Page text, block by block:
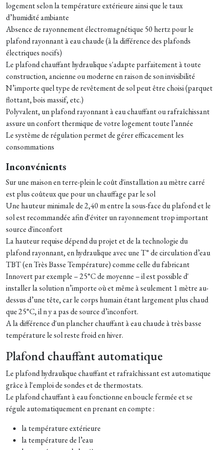
logement selon la température extérieure ainsi que le taux
d’humidité ambiante
Absence de rayonnement électromagnétique 50 hertz pour le
plafond rayonnant à eau chaude (à la différence des plafonds
électriques nocifs)
Le plafond chauffant hydraulique s'adapte parfaitement à toute
construction, ancienne ou moderne en raison de son invisibilité
N’importe quel type de revêtement de sol peut être choisi (parquet
flottant, bois massif, etc.)
Polyvalent, un plafond rayonnant à eau chauffant ou rafraîchissant
assure un confort thermique de votre logement toute l’année
Le système de régulation permet de gérer efficacement les
consommations
Inconvénients
Sur une maison en terre-plein le coût d'installation au mètre carré
est plus coûteux que pour un chauffage par le sol
Une hauteur minimale de 2,40 m entre la sous-face du plafond et le
sol est recommandée afin d'éviter un rayonnement trop important
source d'inconfort
La hauteur requise dépend du projet et de la technologie du
plafond rayonnant, en hydraulique avec une T° de circulation d’eau
TBT (en Très Basse Température) comme celle du fabricant
Innovert par exemple – 25°C de moyenne – il est possible d'
installer la solution n’importe où et même à seulement 1 mètre au-
dessus d’une tête, car le corps humain étant largement plus chaud
que 25°C, il n y a pas de source d’inconfort.
A la différence d'un plancher chauffant à eau chaude à très basse
température le sol reste froid en hiver.
Plafond chauffant automatique
Le plafond hydraulique chauffant et rafraîchissant est automatique
grâce à l'emploi de sondes et de thermostats.
Le plafond chauffant à eau fonctionne en boucle fermée et se
régule automatiquement en prenant en compte :
la température extérieure
la température de l’eau